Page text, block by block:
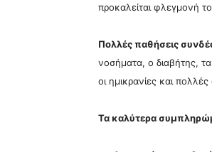
προκαλείται φλεγμονή
Πολλές παθήσεις
νοσήματα, ο διαβήτης,
οι ημικρανίες και
Τα καλύτερα